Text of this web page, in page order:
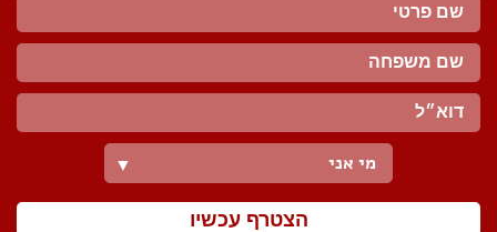
מי אני ▼
הצטרף עכשיו